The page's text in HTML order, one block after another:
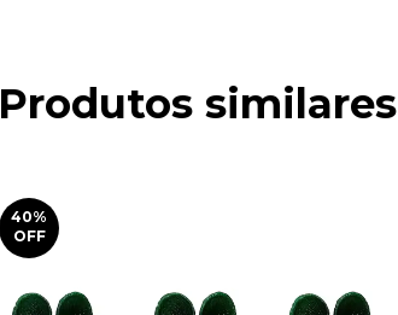
Produtos similares
40%
OFF